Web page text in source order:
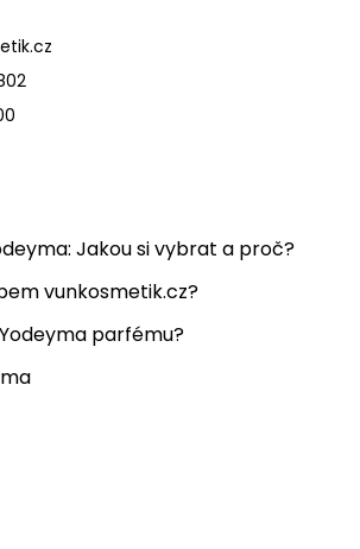
Jakou si vybrat a proč?
vunkosmetik.cz?
parfému?